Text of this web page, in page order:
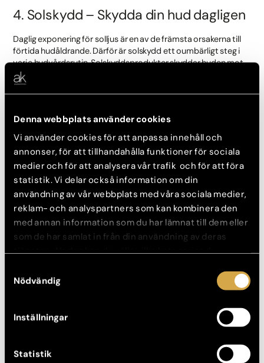
Denna webbplats använder cookies
Vi använder cookies för att anpassa innehåll och
annonser, för att tillhandahålla funktioner för sociala
medier och för att analysera vår trafik och för att föra
statistik. Vi delar också information om din
användning av vår webbplats med våra sociala medier,
reklam- och analyspartners som kan kombinera den
med annan information som du har lämnat till dem eller
som de har samlat in från din användning av deras
tjänster. Nedan kan du välja vilka kategorier du
mer information om hur varje kategori används.
Nödvändig
Inställningar
Statistik
4. Solskydd – Skydda din hud dagligen
Daglig exponering för solljus är en av de främsta orsakerna till
förtida hudåldrande. Därför är solskydd ett oumbärligt steg i
varje hudvårdsrutin. Solskyddsprodukter skyddar huden mot
skadliga UV-strålar och hjälper till att bevara en jämn hudton.
hudvårdsrutin
För att optimera din hudvårdsrutin kan du komplettera med
produkter som peeling, ansiktsmasker och ögonkrämer.
Regelbunden peeling hjälper till att avlägsna döda hudceller
och förbättrar hudens textur.
Anpassade hudvårdsrutiner för olika
hudtyper
typer av hudtillstånd. Välj något av de hudtillstånd som bäst
passar in på dig så kommer du till den anpassade
Normal hud: En balanserad hudvårdsrutin som bibehåller
Fet hud: Produkter som kontrollerar överflödig olja och
förhindrar utbrott.